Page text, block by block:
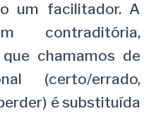
um facilitador. A
contraditória,
chamamos de
(certo/errado,
é substituída